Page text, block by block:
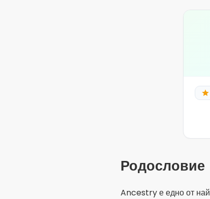
Родословие
Ancestry е едно от